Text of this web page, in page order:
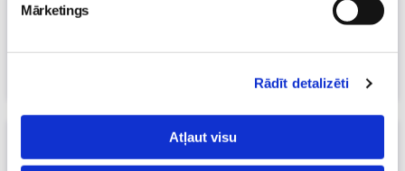
Mārketings
Rādīt detalizēti
Atļaut visu
Māmiņu klubs
Piedzīvojums gan mammai, gan
Jēkabam (6)